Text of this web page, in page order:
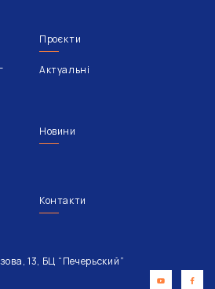
Проєкти
Актуальні
Новини
Контакти
13, БЦ “Печерьский”